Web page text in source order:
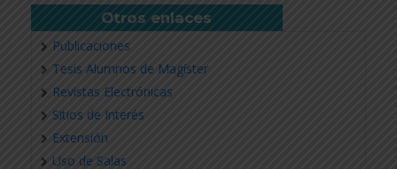
Otros enlaces
Publicaciones
Tesis Alumnos de Magíster
Revistas Electrónicas
Sitios de Interés
Extensión
Uso de Salas